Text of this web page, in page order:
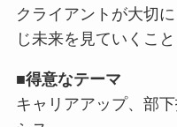
クライアントが大切
じ未来を見ていくこ
■得意なテーマ
キャリアアップ、部